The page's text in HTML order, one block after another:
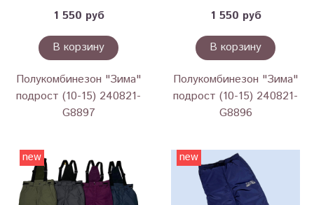
1 550 руб
В корзину
Полукомбинезон "Зима"
подрост (10-15) 240821-
G8897
1 550 руб
В корзину
Полукомбинезон "Зима"
подрост (10-15) 240821-
G8896
new new